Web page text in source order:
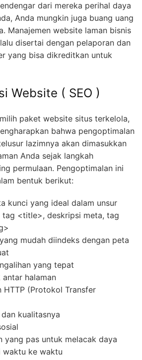
dari mereka perihal daya
Anda mungkin juga buang uang
Manajemen website laman bisnis
disertai dengan pelaporan dan
yang bisa dikreditkan untuk
Website ( SEO )
paket website situs terkelola,
bahwa pengoptimalan
lazimnya akan dimasukkan
Anda sejak langkah
permulaan. Pengoptimalan ini
bentuk berikut:
kunci yang ideal dalam unsur
tag <title>, deskripsi meta, tag
mudah diindeks dengan peta
yang tepat
antar halaman
HTTP (Protokol Transfer
kualitasnya
yang pas untuk melacak daya
waktu ke waktu